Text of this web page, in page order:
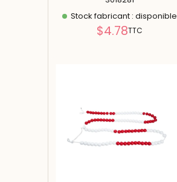
Stock fabricant : disponible
Prix
$4.78TTC